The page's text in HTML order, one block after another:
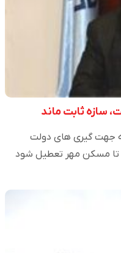
سازه ثابت ماند
جهت گیری های دولت
مسکن مهر تعطیل شود